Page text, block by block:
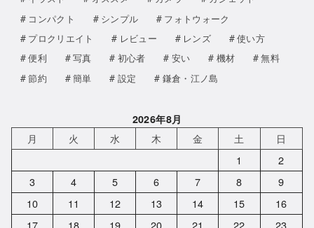
コンパクト
シンプル
フォトウォーク
プロクリエイト
レビュー レンズ
使い方
便利
写真 初心者 安い 機材
無料
節約
簡単 設定 鎌倉・江ノ島
2026年8月
月 火 水 木 金 土
日
1
2
3
4 5 6 7 8
9
10
11 12 13 14 15
16
17
18 19 20 21 22 23